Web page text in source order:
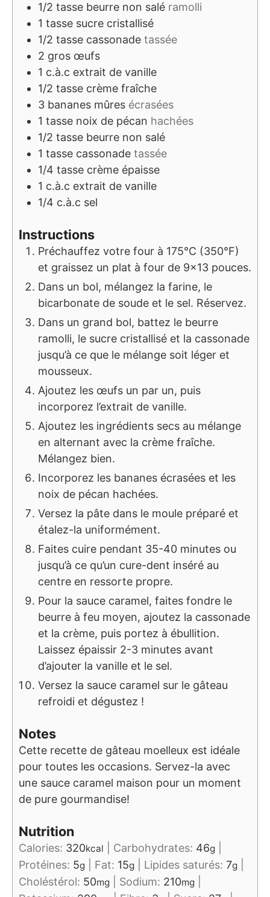
1/2 tasse beurre non salé ramolli
1 tasse sucre cristallisé
1/2 tasse cassonade tassée
2 gros œufs
1 c.à.c extrait de vanille
1/2 tasse crème fraîche
3 bananes mûres écrasées
1 tasse noix de pécan hachées
1/2 tasse beurre non salé
1 tasse cassonade tassée
1/4 tasse crème épaisse
1 c.à.c extrait de vanille
1/4 c.à.c sel
Instructions
Préchauffez votre four à 175°C (350°F)
et graissez un plat à four de 9x13 pouces.
Dans un bol, mélangez la farine, le
bicarbonate de soude et le sel. Réservez.
Dans un grand bol, battez le beurre
ramolli, le sucre cristallisé et la cassonade
jusqu’à ce que le mélange soit léger et
mousseux.
Ajoutez les œufs un par un, puis
incorporez l’extrait de vanille.
Ajoutez les ingrédients secs au mélange
en alternant avec la crème fraîche.
Mélangez bien.
Incorporez les bananes écrasées et les
noix de pécan hachées.
Versez la pâte dans le moule préparé et
étalez-la uniformément.
Faites cuire pendant 35-40 minutes ou
jusqu’à ce qu’un cure-dent inséré au
centre en ressorte propre.
Pour la sauce caramel, faites fondre le
beurre à feu moyen, ajoutez la cassonade
et la crème, puis portez à ébullition.
Laissez épaissir 2-3 minutes avant
d’ajouter la vanille et le sel.
Versez la sauce caramel sur le gâteau
refroidi et dégustez !
Notes
Cette recette de gâteau moelleux est idéale
pour toutes les occasions. Servez-la avec
une sauce caramel maison pour un moment
de pure gourmandise!
Nutrition
Calories: 320kcal Carbohydrates: 46g
Protéines: 5g Fat: 15g Lipides saturés: 7g
Choléstérol: 50mg Sodium: 210mg